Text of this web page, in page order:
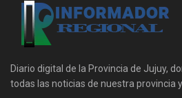
Diario digital de la Provincia de Jujuy,
todas las noticias de nuestra provincia